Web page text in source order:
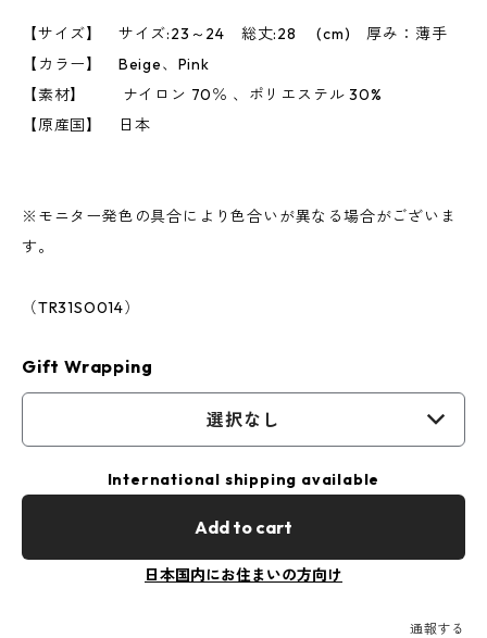
【サイズ】 サイズ:23～24 総丈:28 (cm) 厚み：薄手
【カラー】 Beige、Pink
【素材】 ナイロン 70％ 、ポリエステル 30%
【原産国】 日本
※モニター発色の具合により色合いが異なる場合がございま
す。
（TR31SO014）
Gift Wrapping
選択なし
International shipping available
Add to cart
日本国内にお住まいの方向け
通報する